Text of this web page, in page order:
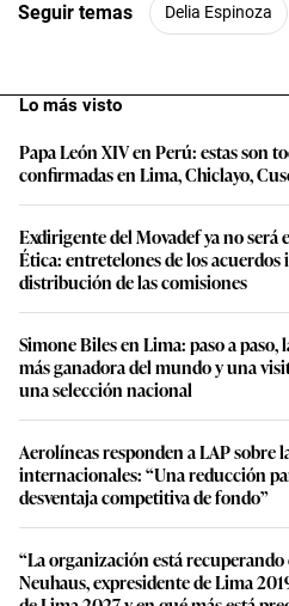
Seguir temas Delia Espinoza
Lo más visto
Papa León XIV en Perú: estas son
confirmadas en Lima, Chiclayo,
Exdirigente del Movadef ya no será
Ética: entretelones de los acuerdos
distribución de las comisiones
Simone Biles en Lima: paso a paso,
más ganadora del mundo y una
una selección nacional
Aerolíneas responden a LAP sobre
internacionales: “Una reducción
desventaja competitiva de fondo”
“La organización está
Neuhaus, expresidente de Lima